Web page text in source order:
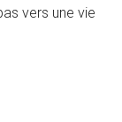
vers une vie